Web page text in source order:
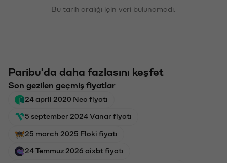
Bu tarih aralığı için veri bulunamadı.
Paribu'da daha fazlasını keşfet
Son gezilen geçmiş fiyatlar
24 april 2020 Neo fiyatı
5 september 2024 Vanar fiyatı
25 march 2025 Floki fiyatı
24 Temmuz 2026 aixbt fiyatı